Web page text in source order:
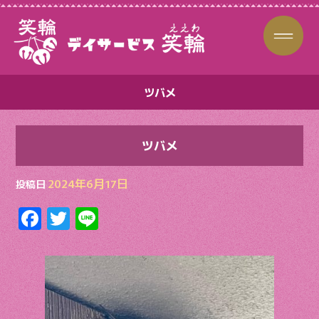
ツバメ
ツバメ
投稿日 2024年6月17日
F
ac
e
b
o
T
w
itt
er
Li
n
e